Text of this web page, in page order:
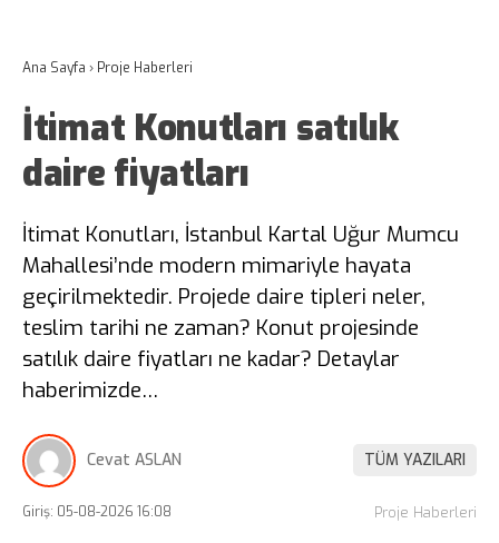
Ana Sayfa › Proje Haberleri
İtimat Konutları satılık
daire fiyatları
İtimat Konutları, İstanbul Kartal Uğur Mumcu
Mahallesi’nde modern mimariyle hayata
geçirilmektedir. Projede daire tipleri neler,
teslim tarihi ne zaman? Konut projesinde
satılık daire fiyatları ne kadar? Detaylar
haberimizde…
Cevat ASLAN TÜM YAZILARI
Giriş: 05-08-2026 16:08 Proje Haberleri